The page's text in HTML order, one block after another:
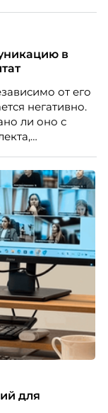
не ценность,
тот редкий
не
в
от его
негативно.
ли оно с
сокращения
внешнего
увольнения
для